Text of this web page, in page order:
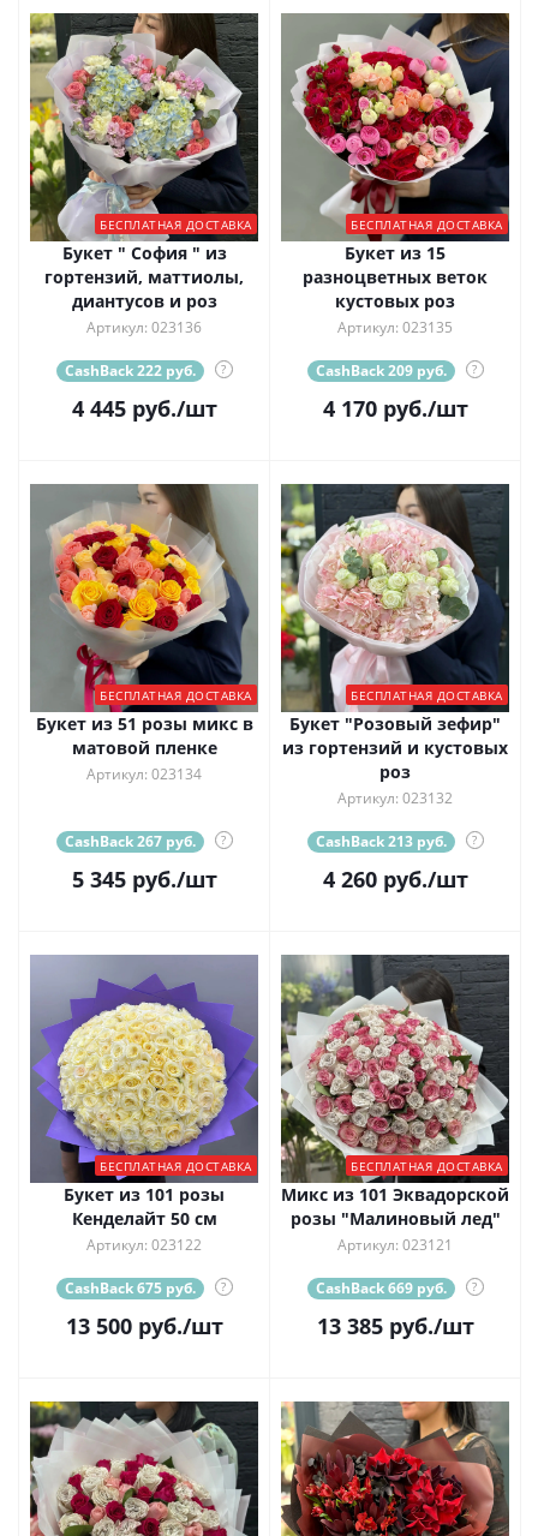
БЕСПЛАТНАЯ ДОСТАВКА
Букет " София " из
гортензий, маттиолы,
диантусов и роз
Артикул: 023136
CashBack 222 руб. ?
4 445руб./шт
БЕСПЛАТНАЯ ДОСТАВКА
Букет из 15
разноцветных веток
кустовых роз
Артикул: 023135
CashBack 209 руб. ?
4 170руб./шт
БЕСПЛАТНАЯ ДОСТАВКА
Букет из 51 розы микс в
матовой пленке
Артикул: 023134
CashBack 267 руб. ?
5 345руб./шт
БЕСПЛАТНАЯ ДОСТАВКА
Букет "Розовый зефир"
из гортензий и кустовых
роз
Артикул: 023132
CashBack 213 руб. ?
4 260руб./шт
БЕСПЛАТНАЯ ДОСТАВКА
Букет из 101 розы
Кенделайт 50 см
Артикул: 023122
CashBack 675 руб. ?
13 500руб./шт
БЕСПЛАТНАЯ ДОСТАВКА
Микс из 101 Эквадорской
розы "Малиновый лед"
Артикул: 023121
CashBack 669 руб. ?
13 385руб./шт